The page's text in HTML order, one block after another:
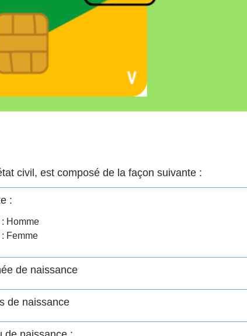
civil, est composé de la façon suivante :
:
: Homme
: Femme
de naissance
de naissance